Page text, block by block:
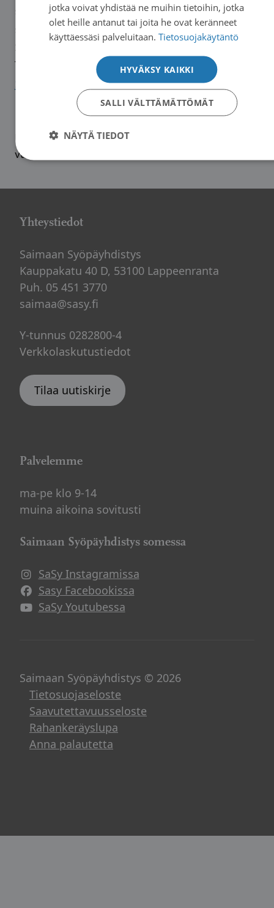
saaduilla varoilla tuetaan työtä syöpään
sairastuneiden hyväksi. Varat menevät Saimaan
Syöpäyhdistyksen toiminnan tukemiseen.
Teokset tulevat myyntiin myösSaimaan
Syöpäyhdistyksen verkkokauppaan
Näyttelyllä juhlistetaan Saimaan Syöpäyhdistys
ry:n 70-vuotis- ja Roosa nauhan 20-
vuotistaivalta.
Yhteystiedot
Saimaan Syöpäyhdistys
Kauppakatu 40 D, 53100 Lappeenranta
Puh. 05 451 3770
saimaa@sasy.fi
Y-tunnus 0282800-4
Verkkolaskutustiedot
Tilaa uutiskirje
Palvelemme
ma-pe klo 9-14
muina aikoina sovitusti
Saimaan Syöpäyhdistys somessa
SaSy Instagramissa
Avautuu uuteen ikkunaan
Sasy Facebookissa
Avautuu uuteen ikkunaan
SaSy Youtubessa
Avautuu uuteen ikkunaan
Saimaan Syöpäyhdistys © 2026
Tietosuojaseloste
Saavutettavuusseloste
Rahankeräyslupa
Anna palautetta
jotka voivat yhdistää ne muihin tietoihin, jotka
olet heille antanut tai joita he ovat keränneet
käyttäessäsi palveluitaan.Tietosuojakäytäntö
HYVÄKSY KAIKKI
SALLI VÄLTTÄMÄTTÖMÄT
NÄYTÄ TIEDOT